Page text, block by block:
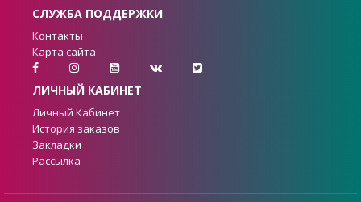
СЛУЖБА ПОДДЕРЖКИ
Контакты
Карта сайта
ЛИЧНЫЙ КАБИНЕТ
Личный Кабинет
История заказов
Закладки
Рассылка